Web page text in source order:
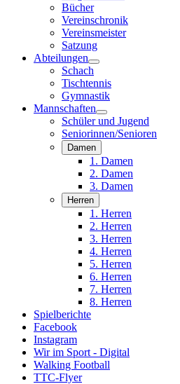
Bücher
Vereinschronik
Vereinsmeister
Satzung
Abteilungen
Schach
Tischtennis
Gymnastik
Mannschaften
Schüler und Jugend
Seniorinnen/Senioren
Damen
1. Damen
2. Damen
3. Damen
Herren
1. Herren
2. Herren
3. Herren
4. Herren
5. Herren
6. Herren
7. Herren
8. Herren
Spielberichte
Facebook
Instagram
Wir im Sport - Digital
Walking Football
TTC-Flyer